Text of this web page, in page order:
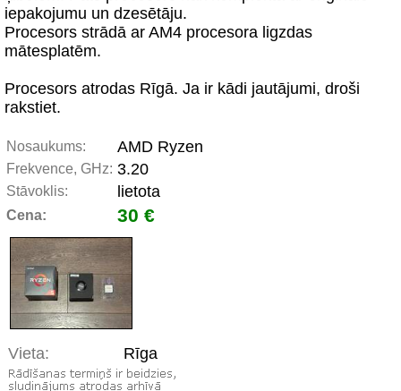
iepakojumu un dzesētāju.
Procesors strādā ar AM4 procesora ligzdas
mātesplatēm.
Procesors atrodas Rīgā. Ja ir kādi jautājumi, droši
rakstiet.
Nosaukums: AMD Ryzen
Frekvence, GHz: 3.20
Stāvoklis: lietota
Cena: 30 €
Vieta: Rīga